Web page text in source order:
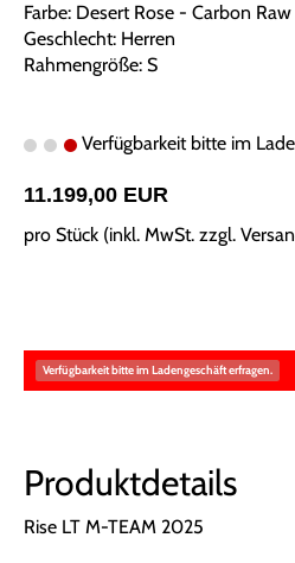
Farbe: Desert Rose - Carbon
Geschlecht: Herren
Rahmengröße: S
Verfügbarkeit bitte im
11.199,00 EUR
pro Stück (inkl. MwSt. zzgl.
Verfügbarkeit bitte im Ladengeschäft erfragen.
Produktdetails
Rise LT M-TEAM 2025